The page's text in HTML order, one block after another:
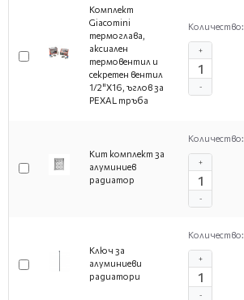
Комплект
Giacomini
термоглава,
аксиален
термовентил и
секретен вентил
1/2"X16, ъглов за
PEXAL тръба
Количество:
-
+
Кит комплект за
алуминиев
радиатор
Количество:
-
+
Ключ за
алуминиеви
радиатори
Количество:
-
+